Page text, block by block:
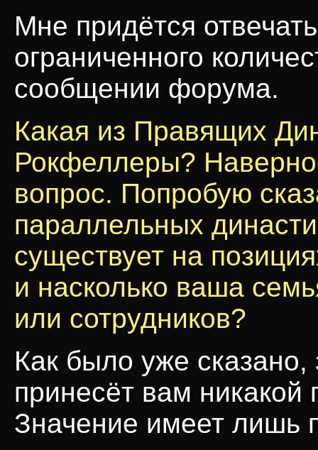
Мне придётся
ограниченного
сообщении форума.
Какая из Правящих
Рокфеллеры?
вопрос. Попробую
параллельных
существует на
и насколько ваша
или сотрудников?
Как было уже
принесёт вам никакой
Значение имеет лишь